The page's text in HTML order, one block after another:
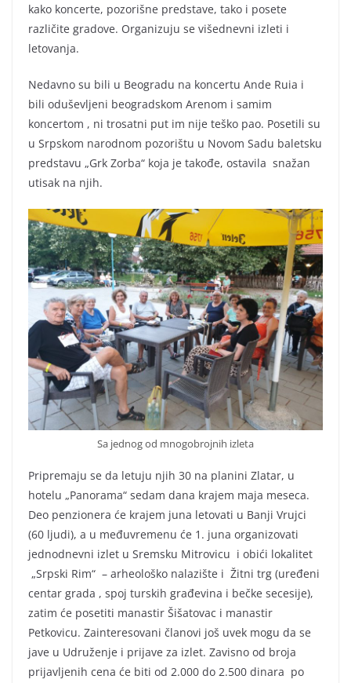
kako koncerte, pozorišne predstave, tako i posete
različite gradove. Organizuju se višednevni izleti i
letovanja.
Nedavno su bili u Beogradu na koncertu Ande Ruia i
bili oduševljeni beogradskom Arenom i samim
koncertom , ni trosatni put im nije teško pao. Posetili su
u Srpskom narodnom pozorištu u Novom Sadu baletsku
predstavu „Grk Zorba“ koja je takođe, ostavila snažan
utisak na njih.
Sa jednog od mnogobrojnih izleta
Pripremaju se da letuju njih 30 na planini Zlatar, u
hotelu „Panorama“ sedam dana krajem maja meseca.
Deo penzionera će krajem juna letovati u Banji Vrujci
(60 ljudi), a u međuvremenu će 1. juna organizovati
jednodnevni izlet u Sremsku Mitrovicu i obići lokalitet
„Srpski Rim“ – arheološko nalazište i Žitni trg (uređeni
centar grada , spoj turskih građevina i bečke secesije),
zatim će posetiti manastir Šišatovac i manastir
Petkovicu. Zainteresovani članovi još uvek mogu da se
jave u Udruženje i prijave za izlet. Zavisno od broja
prijavljenih cena će biti od 2.000 do 2.500 dinara po